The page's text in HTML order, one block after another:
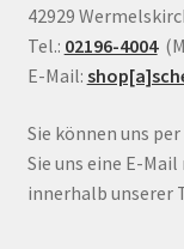
42929
Tel.: 02196-4004
E-Mail:
Sie können uns
Sie uns eine E-
innerhalb unserer